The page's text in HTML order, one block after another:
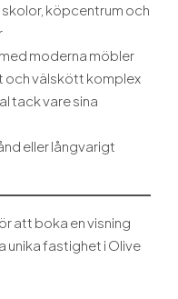
skolor, köpcentrum och
moderna möbler
och välskött komplex
tack vare sina
eller långvarigt
att boka en visning
unika fastighet i Olive